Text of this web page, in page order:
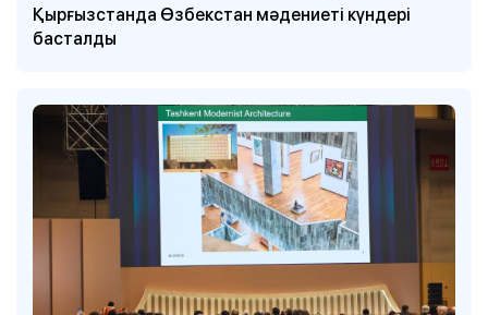
Қырғызстанда Өзбекстан мәдениеті күндері
басталды